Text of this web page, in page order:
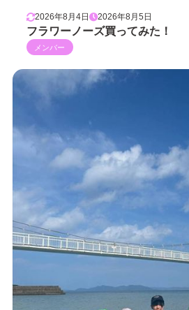
2026年8月4日 2026年8月5日
フラワーノーズ買ってみた！
メンバー